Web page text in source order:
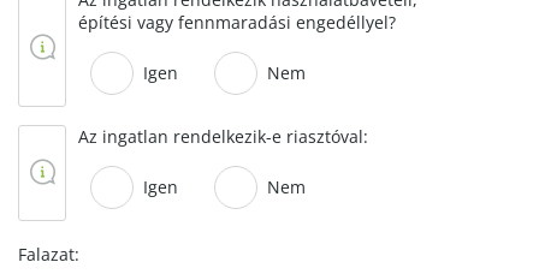
építési vagy fennmaradási engedéllyel?
Igen Nem
Az ingatlan rendelkezik-e riasztóval:
Igen Nem
Falazat: